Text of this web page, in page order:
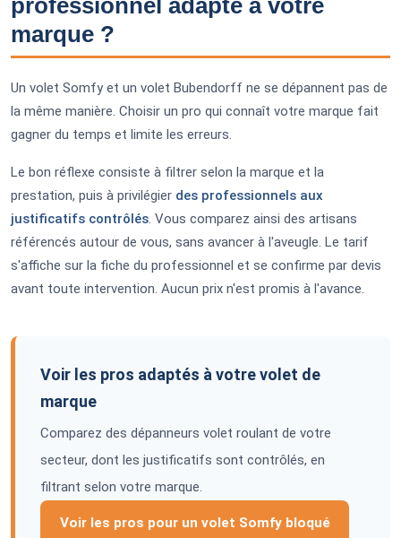
professionnel adapté à votre
marque ?
Un volet Somfy et un volet Bubendorff ne se dépannent pas de
la même manière. Choisir un pro qui connaît votre marque fait
gagner du temps et limite les erreurs.
Le bon réflexe consiste à filtrer selon la marque et la
prestation, puis à privilégier des professionnels aux
justificatifs contrôlés. Vous comparez ainsi des artisans
référencés autour de vous, sans avancer à l'aveugle. Le tarif
s'affiche sur la fiche du professionnel et se confirme par devis
avant toute intervention. Aucun prix n'est promis à l'avance.
Voir les pros adaptés à votre volet de
marque
Comparez des dépanneurs volet roulant de votre
secteur, dont les justificatifs sont contrôlés, en
filtrant selon votre marque.
Voir les pros pour un volet Somfy bloqué